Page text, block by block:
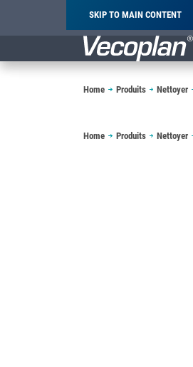
SKIP TO MAIN CONTENT
Home Produits Nettoyer
Home Produits Nettoyer